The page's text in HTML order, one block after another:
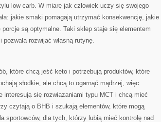
low carb. W miarę jak człowiek uczy się swojego
jakie smaki pomagają utrzymać konsekwencję, jakie
są optymalne. Taki sklep staje się elementem
rozwijać własną rutynę.
które chcą jeść keto i potrzebują produktów, które
słodkie, ale chcą to ogarnąć mądrzej, więc
interesują się rozwiązaniami typu MCT i chcą mieć
czytają o BHB i szukają elementów, które mogą
sportowców, dla tych, którzy lubią mieć kontrolę nad